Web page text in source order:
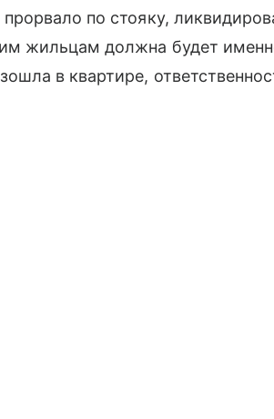
по стояку,
жильцам должна будет
в квартире,